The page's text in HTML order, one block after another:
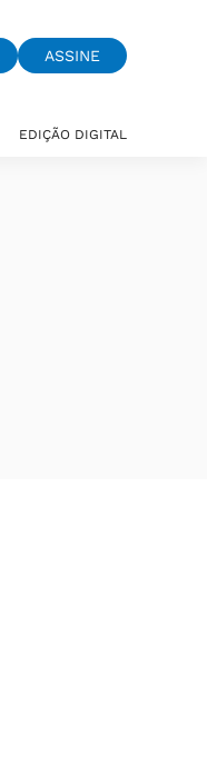
ASSINE
EDIÇÃO DIGITAL